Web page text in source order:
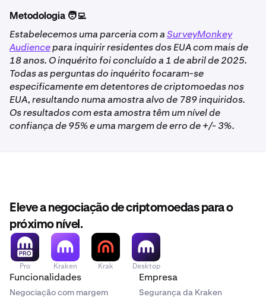
Metodologia 🧑‍💻
Estabelecemos uma parceria com aSurveyMonkey
Audiencepara inquirir residentes dos EUA com mais de
18 anos. O inquérito foi concluído a 1 de abril de 2025.
Todas as perguntas do inquérito focaram-se
especificamente em detentores de criptomoedas nos
EUA, resultando numa amostra alvo de 789 inquiridos.
Os resultados com esta amostra têm um nível de
confiança de 95% e uma margem de erro de +/- 3%.
Eleve a negociação de criptomoedas para o
próximo nível.
Pro Kraken Krak Desktop
Funcionalidades
Negociação com margem
Empresa
Segurança da Kraken